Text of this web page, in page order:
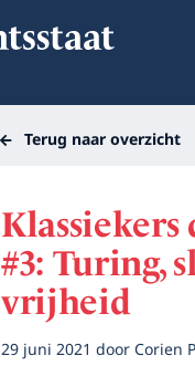
Terug naar overzicht
Klassiekers
#3: Turing,
vrijheid
29 juni 2021 doorCorien